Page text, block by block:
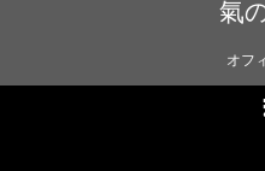
氣
オフ